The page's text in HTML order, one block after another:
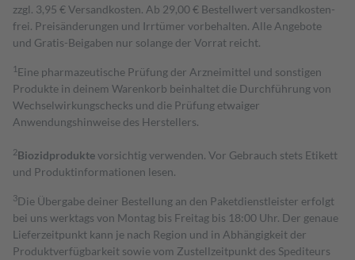
zzgl. 3,95 € Versandkosten. Ab 29,00 € Bestell­wert versand­kosten­
frei. Preisänderungen und Irrtümer vorbehalten. Alle Angebote
und Gratis-Beigaben nur solange der Vorrat reicht.
1 Eine pharmazeutische Prüfung der Arzneimittel und sonstigen
Produkte in deinem Warenkorb beinhaltet die Durchführung von
Wechselwirkungschecks und die Prüfung etwaiger
Anwendungshinweise des Herstellers.
2Biozidproduktevorsichtig verwenden. Vor Gebrauch stets Etikett
und Produktinformationen lesen.
3Die Übergabe deiner Bestellung an den Paketdienstleister erfolgt
bei uns werktags von Montag bis Freitag bis 18:00 Uhr. Der genaue
Lieferzeitpunkt kann je nach Region und in Abhängigkeit der
Produktverfügbarkeit sowie vom Zustellzeitpunkt des Spediteurs